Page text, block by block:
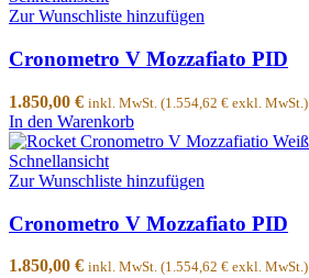
Zur Wunschliste hinzufügen
Cronometro V Mozzafiato PID
1.850,00 € inkl. MwSt. (1.554,62 € exkl. MwSt.)
In den Warenkorb
Schnellansicht
Zur Wunschliste hinzufügen
Cronometro V Mozzafiato PID
1.850,00 € inkl. MwSt. (1.554,62 € exkl. MwSt.)